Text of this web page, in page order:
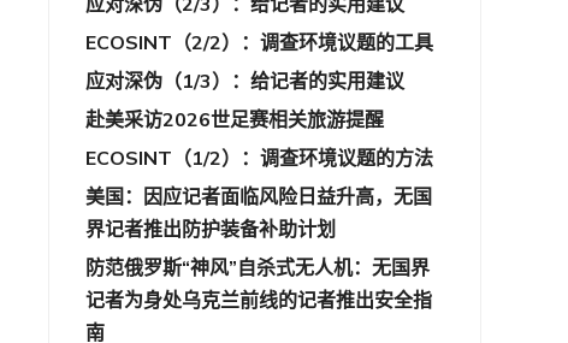
ECOSINT（2/2）：调查环境议题的工具
应对深伪（1/3）：给记者的实用建议
赴美采访2026世足赛相关旅游提醒
ECOSINT（1/2）：调查环境议题的方法
美国：因应记者面临风险日益升高，无国
界记者推出防护装备补助计划
防范俄罗斯“神风”自杀式无人机：无国界
记者为身处乌克兰前线的记者推出安全指
南